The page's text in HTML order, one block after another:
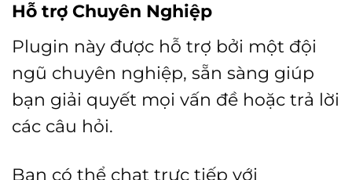
Hỗ trợ Chuyên Nghiệp
Plugin này được hỗ trợ bởi một đội
ngũ chuyên nghiệp, sẵn sàng giúp
bạn giải quyết mọi vấn đề hoặc trả lời
các câu hỏi.
Bạn có thể chat trực tiếp với